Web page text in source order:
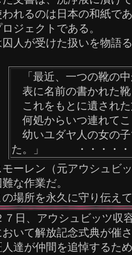
れるのは日本の和紙で
ジェクトである。
人が受けた扱いを物語
「最近、一つの靴の
表に名前の書かれた
これをもとに遺され
何処からいつ連れて
幼いユダヤ人の女の子
た。」 ・・・・・
ーレン（元アウシュビ
な作業だ。
場所を永久に守り伝え
日、アウシュビッツ収
いて解放記念式典が催
達が仲間を追悼するた